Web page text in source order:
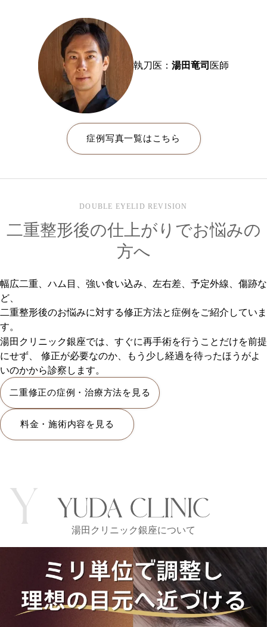
執刀医： 湯田竜司 医師
症例写真一覧はこちら
DOUBLE EYELID REVISION
二重整形後の仕上がりでお悩みの
方へ
幅広二重、ハム目、強い食い込み、左右差、予定外線、傷跡な
ど、
二重整形後のお悩みに対する修正方法と症例をご紹介していま
す。
湯田クリニック銀座では、すぐに再手術を行うことだけを前提
にせず、 修正が必要なのか、もう少し経過を待ったほうがよ
いのかから診察します。
二重修正の症例・治療方法を見る
料金・施術内容を見る
湯田クリニック銀座について